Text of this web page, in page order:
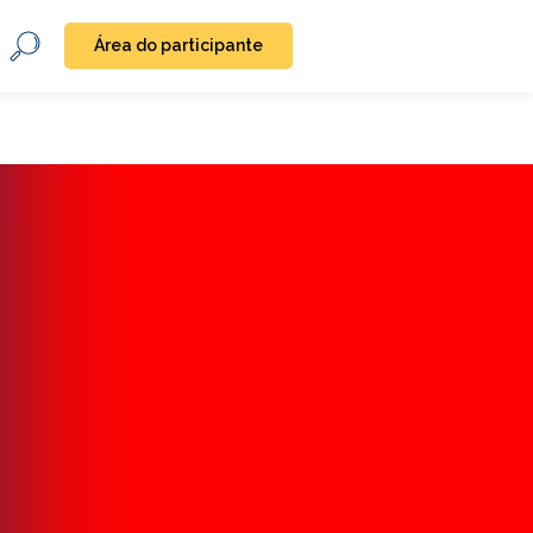
Área do participante